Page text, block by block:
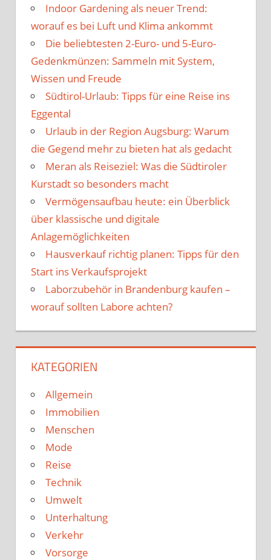
Indoor Gardening als neuer Trend:
worauf es bei Luft und Klima ankommt
Die beliebtesten 2-Euro- und 5-Euro-
Gedenkmünzen: Sammeln mit System,
Wissen und Freude
Südtirol-Urlaub: Tipps für eine Reise ins
Eggental
Urlaub in der Region Augsburg: Warum
die Gegend mehr zu bieten hat als gedacht
Meran als Reiseziel: Was die Südtiroler
Kurstadt so besonders macht
Vermögensaufbau heute: ein Überblick
über klassische und digitale
Anlagemöglichkeiten
Hausverkauf richtig planen: Tipps für den
Start ins Verkaufsprojekt
Laborzubehör in Brandenburg kaufen –
worauf sollten Labore achten?
KATEGORIEN
Allgemein
Immobilien
Menschen
Mode
Reise
Technik
Umwelt
Unterhaltung
Verkehr
Vorsorge